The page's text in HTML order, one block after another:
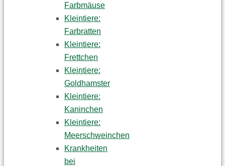
Farbmäuse
Kleintiere:
Farbratten
Kleintiere:
Frettchen
Kleintiere:
Goldhamster
Kleintiere:
Kaninchen
Kleintiere:
Meerschweinchen
Krankheiten
bei